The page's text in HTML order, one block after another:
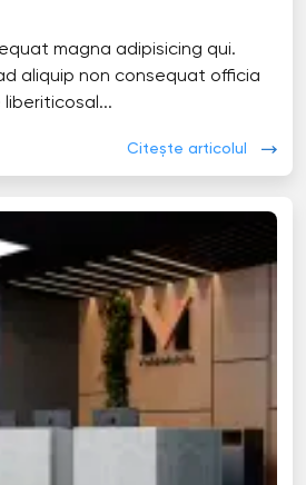
magna adipisicing qui.
aliquip non consequat officia
liberiticosal...
Citește articolul